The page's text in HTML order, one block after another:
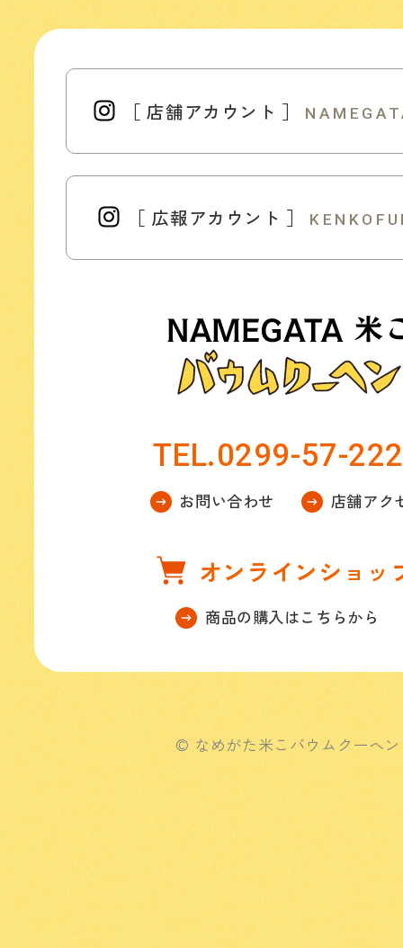
［ 店舗アカウント ］
［ 広報アカウント ］
TEL.0299-57-
お問い合わせ 店舗アク
オンラインショッ
商品の購入はこちらから
© なめがた米こバウムクーヘン